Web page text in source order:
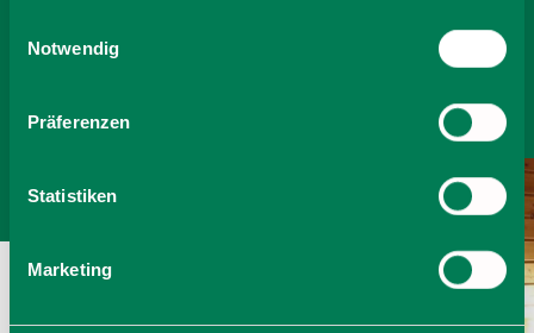
Cookies, wenn Sie unsere Webseite weiterhin nutzen.
Notwendig
Präferenzen
Statistiken
Marketing